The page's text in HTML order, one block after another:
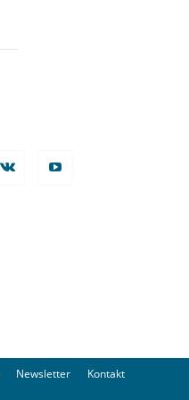
Newsletter Kontakt